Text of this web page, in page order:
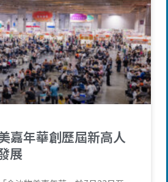
嘉年華創歷屆新高人
展